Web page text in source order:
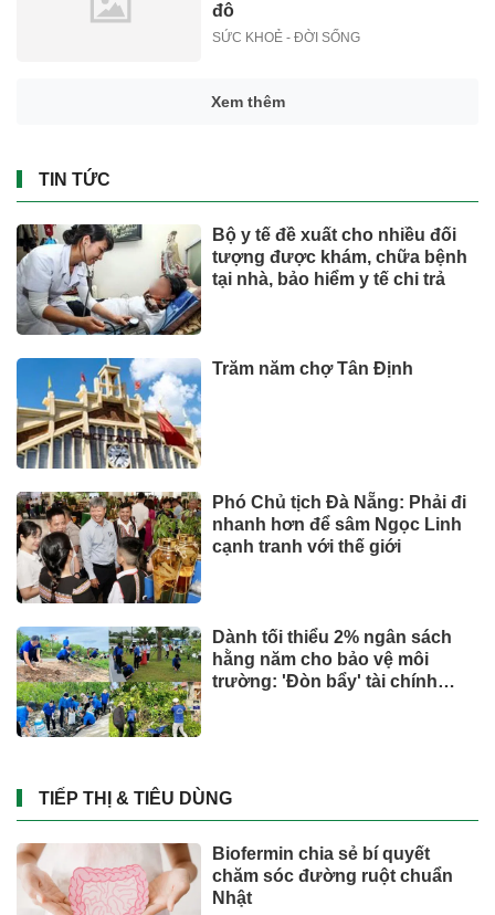
đô
SỨC KHOẺ - ĐỜI SỐNG
Xem thêm
TIN TỨC
Bộ y tế đề xuất cho nhiều đối
tượng được khám, chữa bệnh
tại nhà, bảo hiểm y tế chi trả
Trăm năm chợ Tân Định
Phó Chủ tịch Đà Nẵng: Phải đi
nhanh hơn để sâm Ngọc Linh
cạnh tranh với thế giới
Dành tối thiểu 2% ngân sách
hằng năm cho bảo vệ môi
trường: 'Đòn bẩy' tài chính
TIẾP THỊ & TIÊU DÙNG
Biofermin chia sẻ bí quyết
chăm sóc đường ruột chuẩn
Nhật